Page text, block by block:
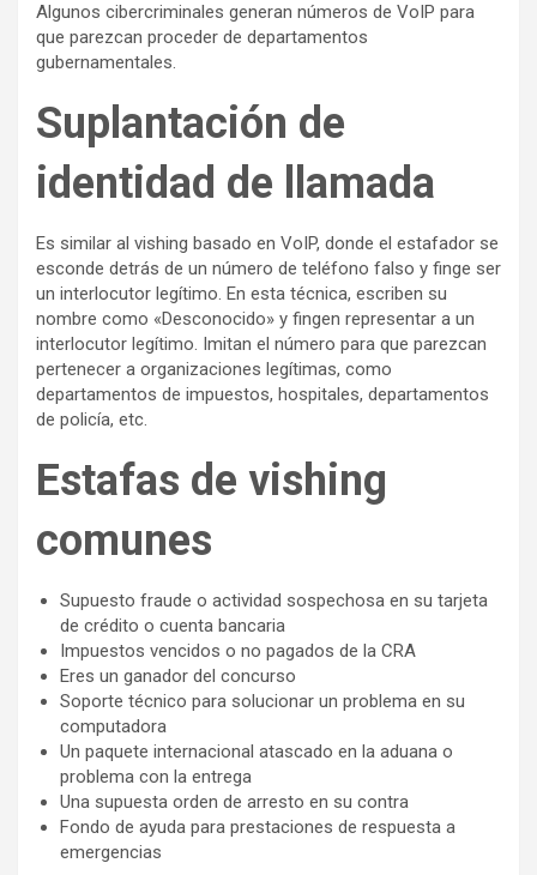
Algunos cibercriminales generan números de VoIP para
que parezcan proceder de departamentos
gubernamentales.
Suplantación de
identidad de llamada
Es similar al vishing basado en VoIP, donde el estafador se
esconde detrás de un número de teléfono falso y finge ser
un interlocutor legítimo. En esta técnica, escriben su
nombre como «Desconocido» y fingen representar a un
interlocutor legítimo. Imitan el número para que parezcan
pertenecer a organizaciones legítimas, como
departamentos de impuestos, hospitales, departamentos
de policía, etc.
Estafas de vishing
comunes
Supuesto fraude o actividad sospechosa en su tarjeta
de crédito o cuenta bancaria
Impuestos vencidos o no pagados de la CRA
Eres un ganador del concurso
Soporte técnico para solucionar un problema en su
computadora
Un paquete internacional atascado en la aduana o
problema con la entrega
Una supuesta orden de arresto en su contra
Fondo de ayuda para prestaciones de respuesta a
emergencias